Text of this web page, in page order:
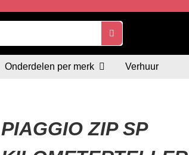
Onderdelen per merk Verhuur
PIAGGIO ZIP SP